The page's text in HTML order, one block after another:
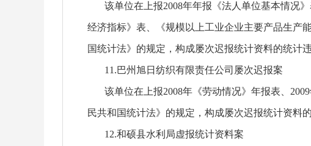
该单位在上报2008年年报《法人单位基本情况》
经济指标》表、《规模以上工业企业主要产品生产
国统计法》的规定，构成屡次迟报统计资料的统计
11.巴州旭日纺织有限责任公司屡次迟报案
该单位在上报2008年《劳动情况》年报表、2009
民共和国统计法》的规定，构成屡次迟报统计资料
12.和硕县水利局虚报统计资料案